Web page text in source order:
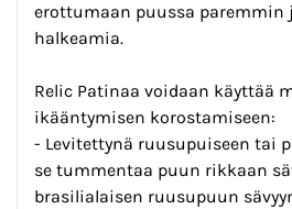
erottumaan puussa paremmin
halkeamia.
Relic Patinaa voidaan käyttää
ikääntymisen korostamiseen:
- Levitettynä ruusupuiseen tai
se tummentaa puun rikkaan
brasilialaisen ruusupuun